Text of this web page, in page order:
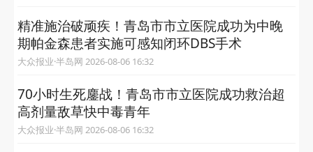
精准施治破顽疾！青岛市市立医院成功为中晚
期帕金森患者实施可感知闭环DBS手术
大众报业·半岛网 2026-08-06 16:32
70小时生死鏖战！青岛市市立医院成功救治超
高剂量敌草快中毒青年
大众报业·半岛网 2026-08-06 16:32